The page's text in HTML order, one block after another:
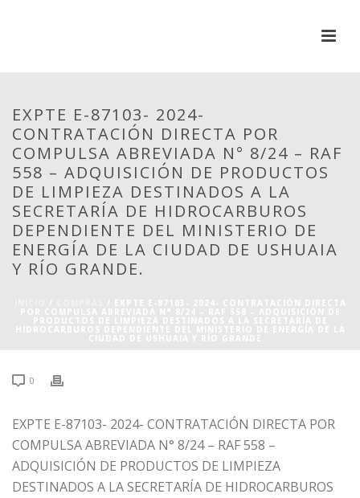
EXPTE E-87103- 2024-
CONTRATACIÓN DIRECTA POR
COMPULSA ABREVIADA N° 8/24 – RAF
558 – ADQUISICIÓN DE PRODUCTOS
DE LIMPIEZA DESTINADOS A LA
SECRETARÍA DE HIDROCARBUROS
DEPENDIENTE DEL MINISTERIO DE
ENERGÍA DE LA CIUDAD DE USHUAIA
Y RÍO GRANDE.
0
EXPTE E-87103- 2024- CONTRATACIÓN DIRECTA POR
COMPULSA ABREVIADA N° 8/24 – RAF 558 –
ADQUISICIÓN DE PRODUCTOS DE LIMPIEZA
DESTINADOS A LA SECRETARÍA DE HIDROCARBUROS